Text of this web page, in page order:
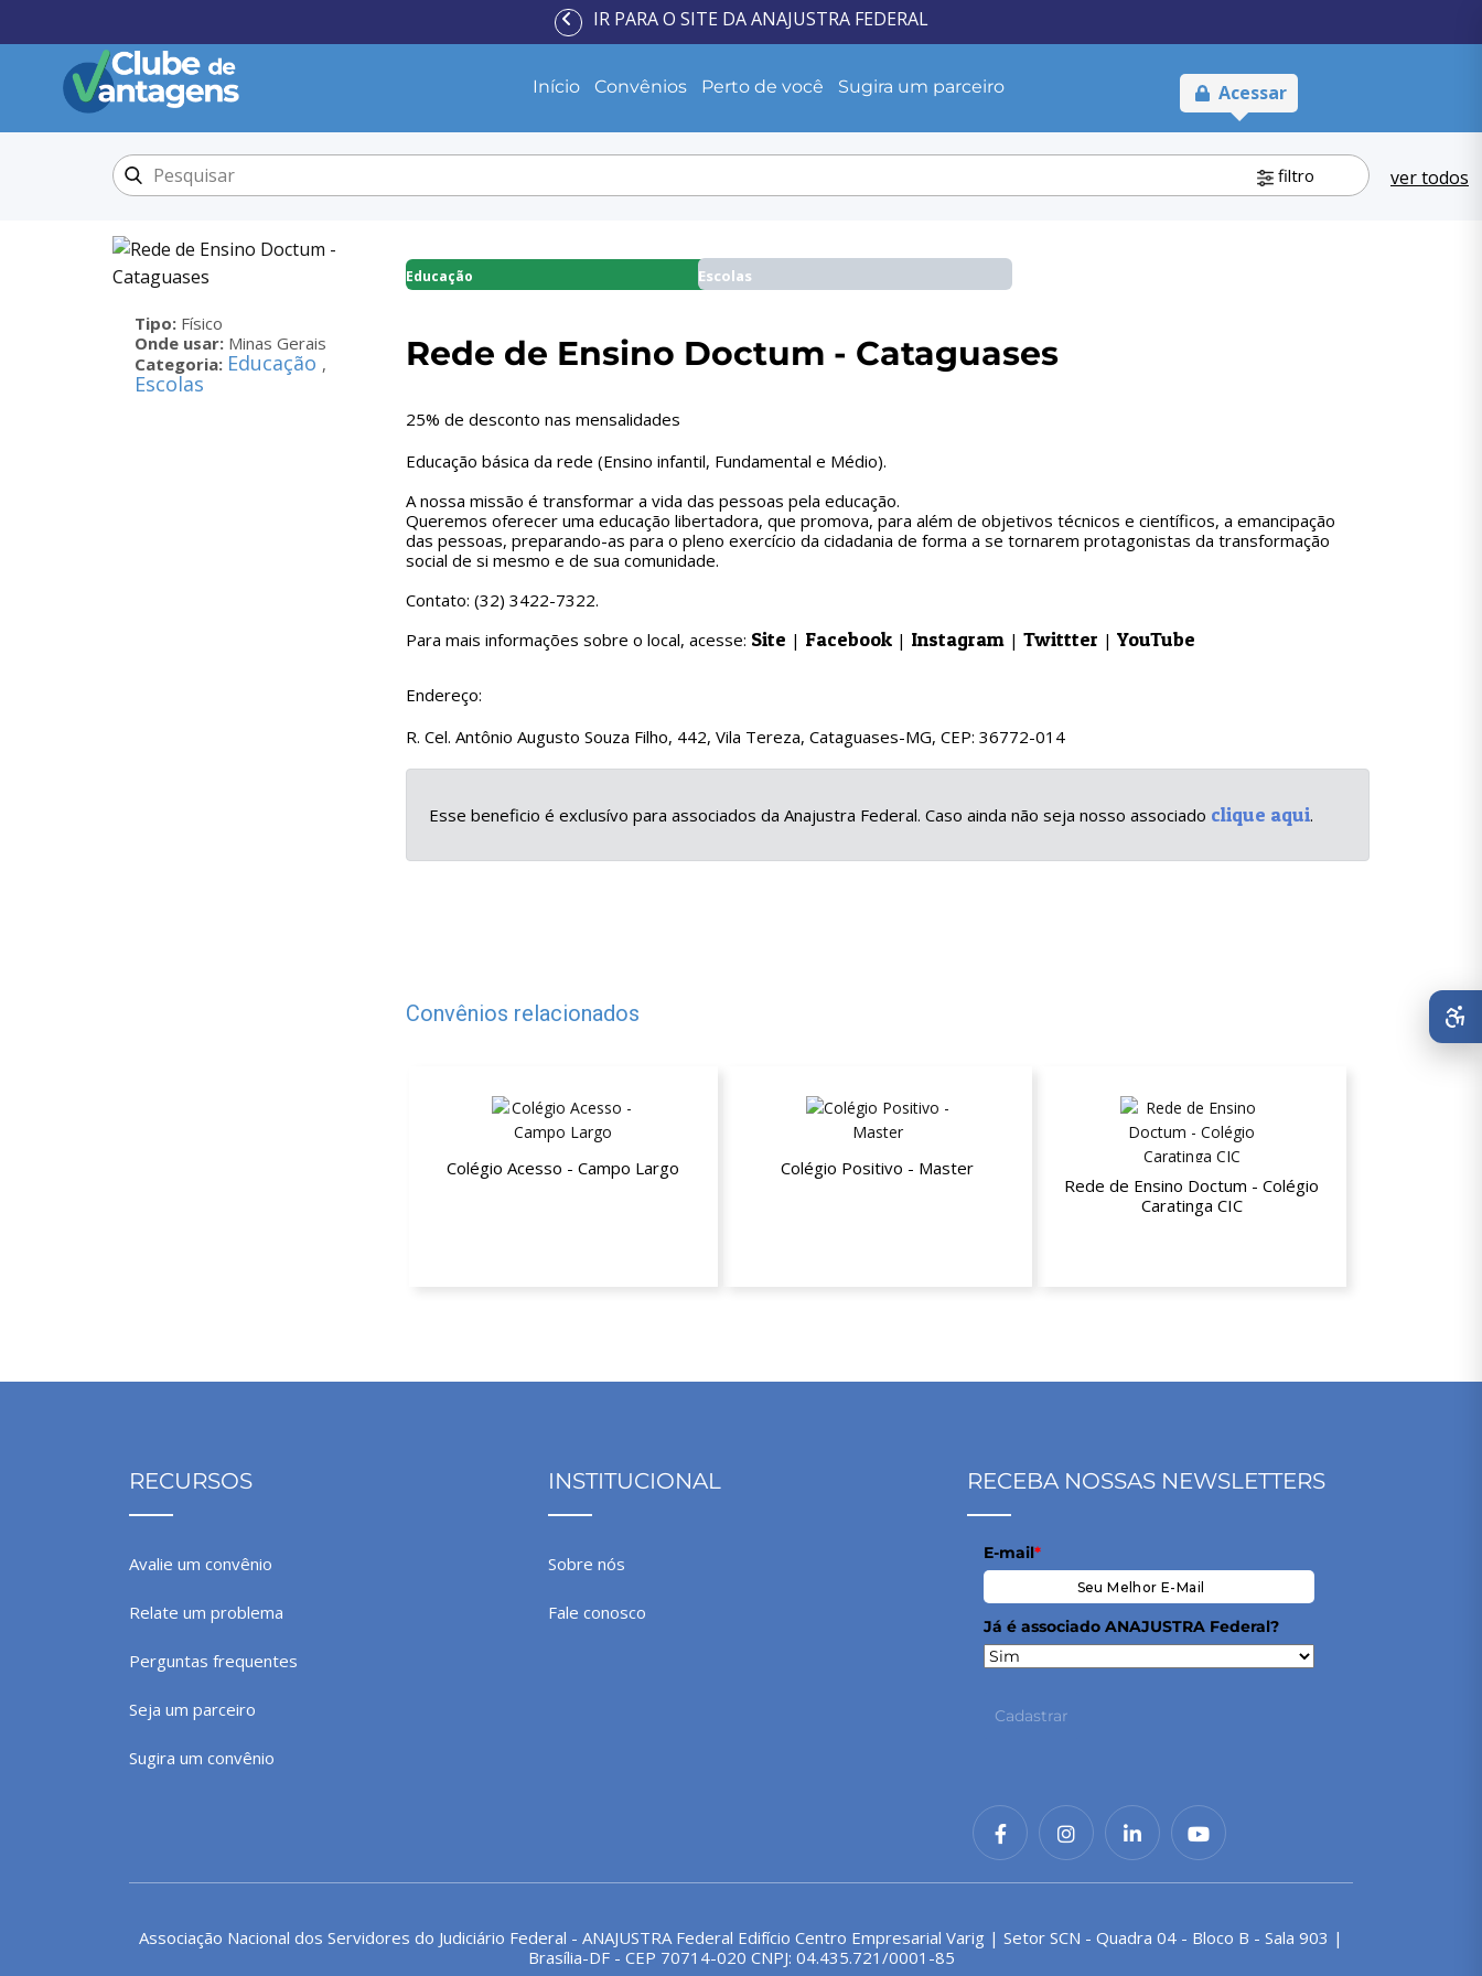
IR PARA O SITE DA ANAJUSTRA FEDERAL
Início Convênios Perto de você Sugira um parceiro Acessar
filtro ver todos
Tipo: Físico
Onde usar: Minas Gerais
Categoria: Educação ,
Escolas
Educação Escolas
Rede de Ensino Doctum - Cataguases
25% de desconto nas mensalidades
Educação básica da rede (Ensino infantil, Fundamental e Médio).
A nossa missão é transformar a vida das pessoas pela educação.
Queremos oferecer uma educação libertadora, que promova, para além de objetivos técnicos e científicos, a emancipação
das pessoas, preparando-as para o pleno exercício da cidadania de forma a se tornarem protagonistas da transformação
social de si mesmo e de sua comunidade.
Contato: (32) 3422-7322.
Para mais informações sobre o local, acesse: Site | Facebook | Instagram | Twittter | YouTube
Endereço:
R. Cel. Antônio Augusto Souza Filho, 442, Vila Tereza, Cataguases-MG, CEP: 36772-014
Esse beneficio é exclusívo para associados da Anajustra Federal. Caso ainda não seja nosso associado clique aqui.
Convênios relacionados
Colégio Acesso - Campo Largo
Colégio Positivo - Master
Rede de Ensino Doctum - Colégio
Caratinga CIC
RECURSOS
Avalie um convênio
Relate um problema
Perguntas frequentes
Seja um parceiro
Sugira um convênio
INSTITUCIONAL
Sobre nós
Fale conosco
RECEBA NOSSAS NEWSLETTERS
E-mail*
Já é associado ANAJUSTRA Federal?
Cadastrar
Associação Nacional dos Servidores do Judiciário Federal - ANAJUSTRA Federal Edifício Centro Empresarial Varig | Setor SCN - Quadra 04 - Bloco B - Sala 903 |
Brasília-DF - CEP 70714-020 CNPJ: 04.435.721/0001-85